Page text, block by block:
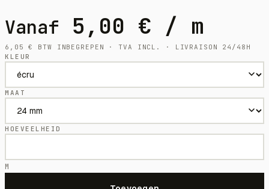
Vanaf 5,00 € / m
6,05€
BTW INBEGREPEN · TVA INCL. · LIVRAISON 24/48H
KLEUR
MAAT
HOEVEELHEID
M